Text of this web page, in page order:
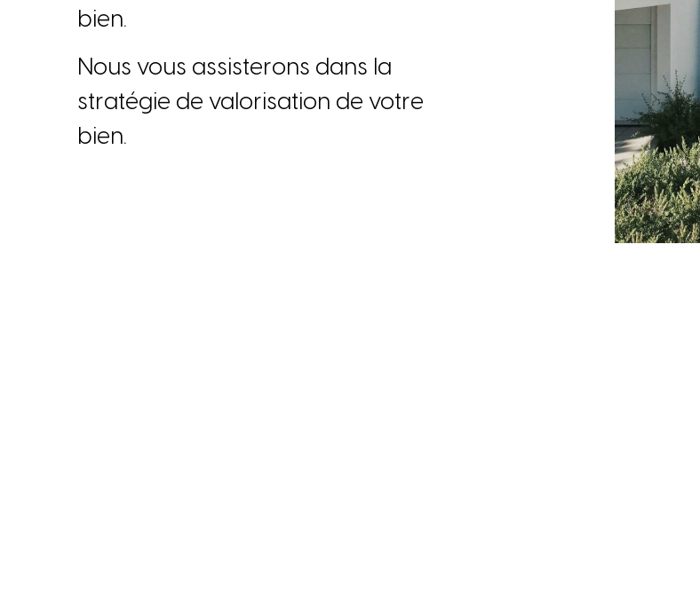
bien.
Nous vous assisterons dans a
stratégie de va orisation de votre
bien.